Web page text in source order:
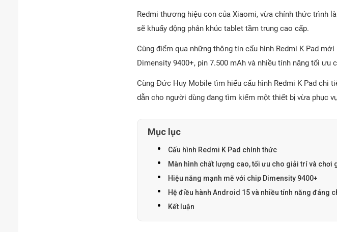
Redmi thương hiệu con của Xiaomi, vừa chính thức trình
sẽ khuấy động phân khúc tablet tầm trung cao cấp.
Cùng điểm qua những thông tin cấu hình Redmi K Pad
Dimensity 9400+, pin 7.500 mAh và nhiều tính năng tối
Cùng Đức Huy Mobile tìm hiểu cấu hình Redmi K Pad chi
dẫn cho người dùng đang tìm kiếm một thiết bị vừa phục
Mục lục
Cấu hình Redmi K Pad chính thức
Màn hình chất lượng cao, tối ưu cho giải trí và chơi
Hiệu năng mạnh mẽ với chip Dimensity 9400+
Hệ điều hành Android 15 và nhiều tính năng đáng
Kết luận